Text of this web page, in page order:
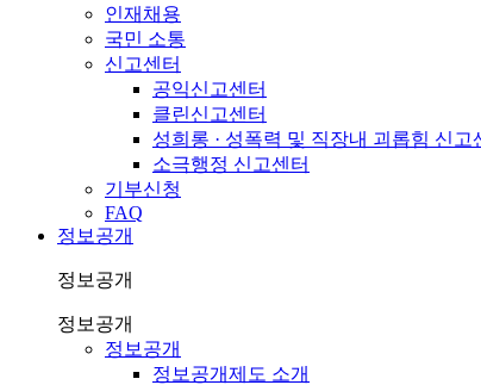
인재채용
국민 소통
신고센터
공익신고센터
클린신고센터
성희롱 · 성폭력 및 직장내 괴롭힘 신고
소극행정 신고센터
기부신청
FAQ
정보공개
정보공개
정보공개
정보공개
정보공개제도 소개